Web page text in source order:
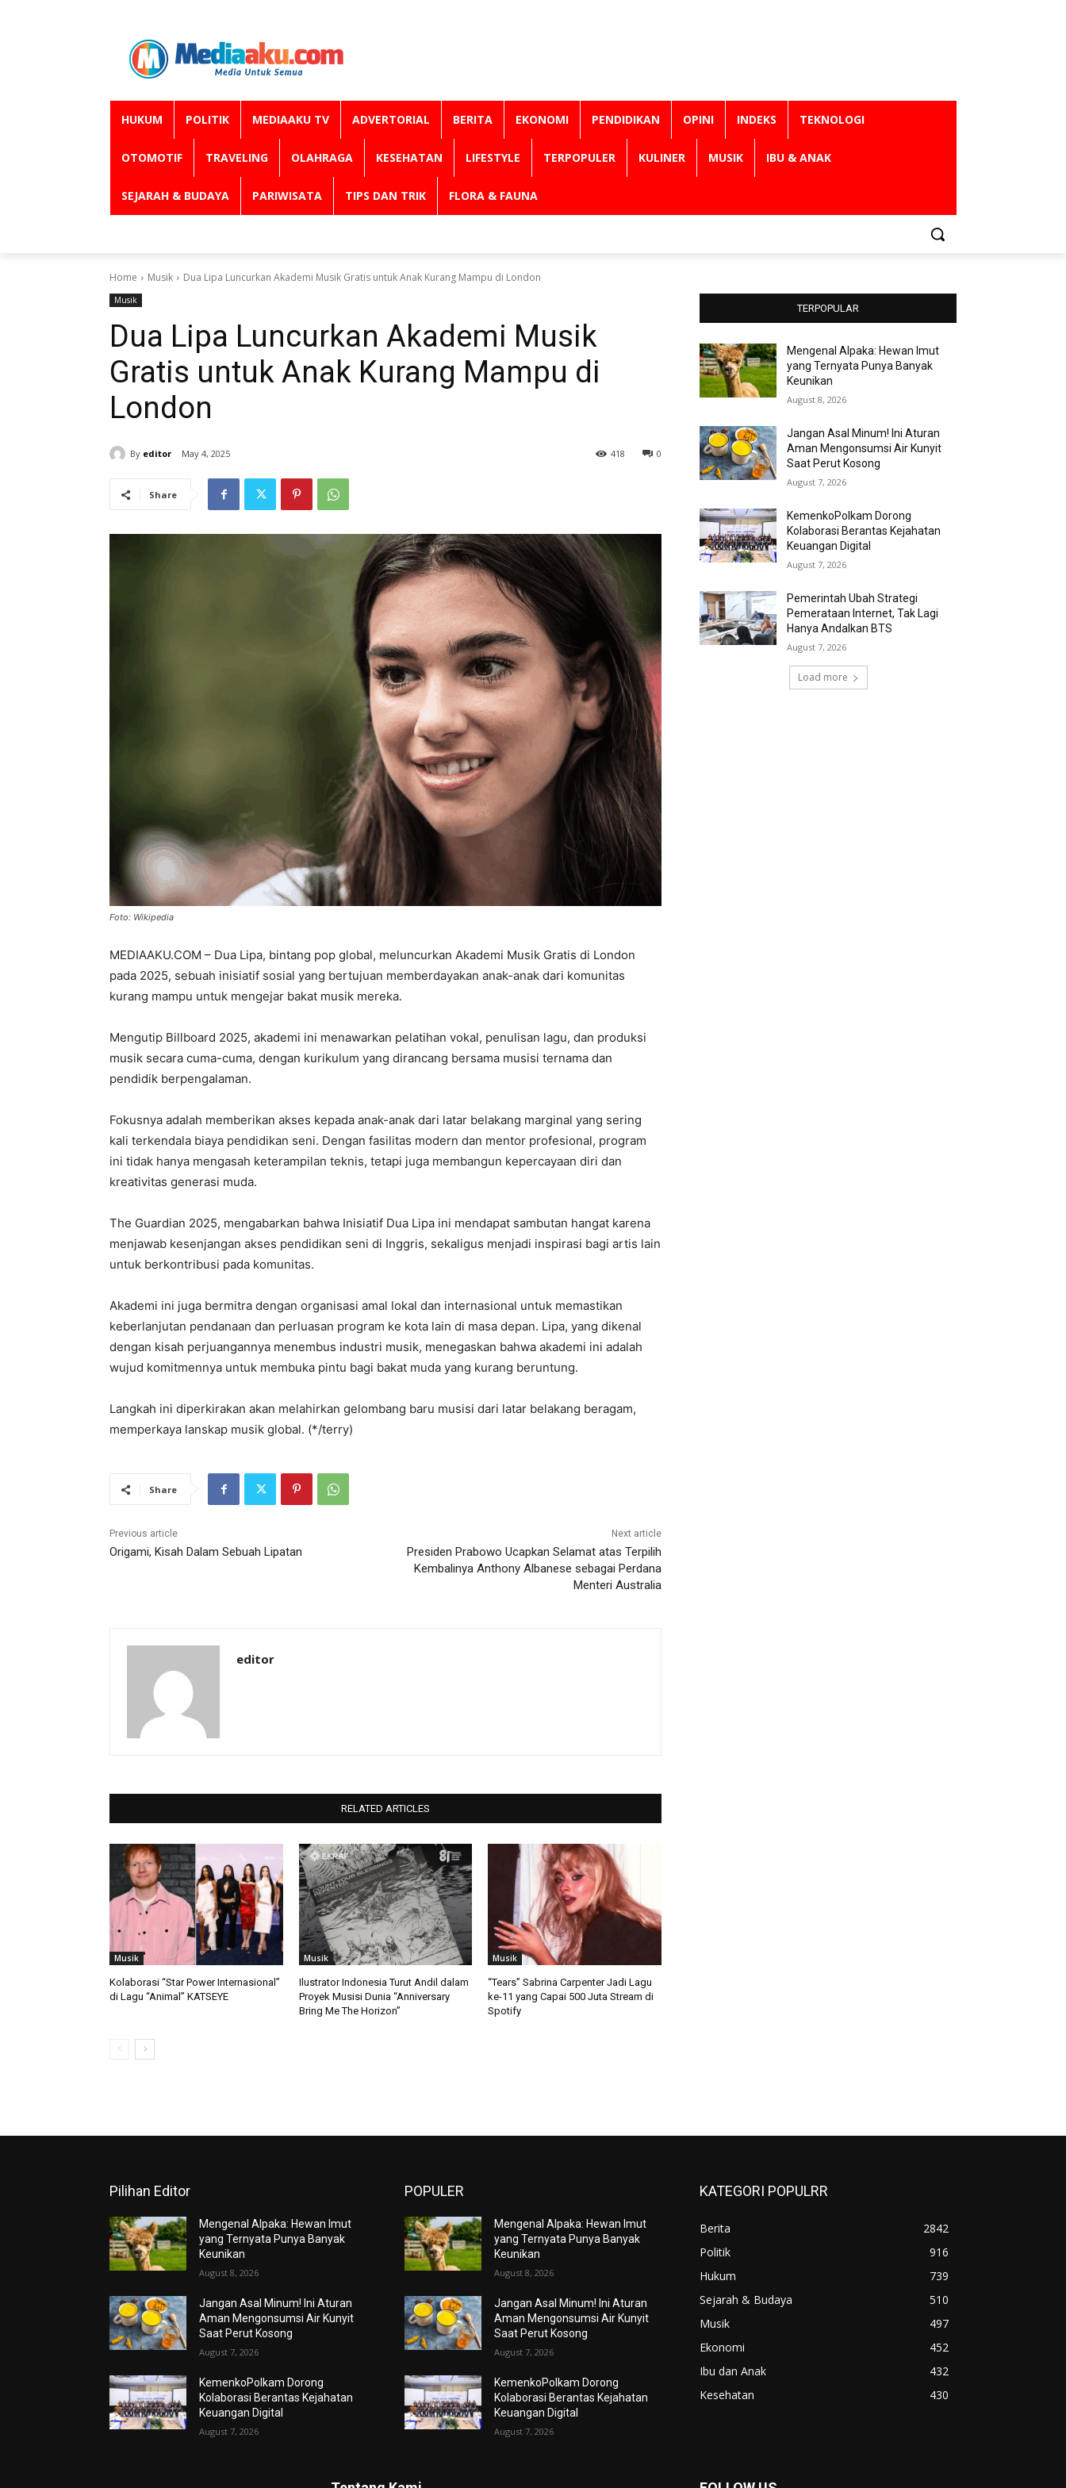
HUKUM POLITIK MEDIAAKU TV ADVERTORIAL BERITA EKONOMI PENDIDIKAN OPINI INDEKS TEKNOLOGI
OTOMOTIF TRAVELING OLAHRAGA KESEHATAN LIFESTYLE TERPOPULER KULINER MUSIK IBU & ANAK
SEJARAH & BUDAYA PARIWISATA TIPS DAN TRIK FLORA & FAUNA
Home Musik Dua Lipa Luncurkan Akademi Musik Gratis untuk Anak Kurang Mampu di London
Musik
Dua Lipa Luncurkan Akademi Musik
Gratis untuk Anak Kurang Mampu di
London
By editor May 4, 2025 0
418
Share
Foto: Wikipedia
MEDIAAKU.COM – Dua Lipa, bintang pop global, meluncurkan Akademi Musik Gratis di London
pada 2025, sebuah inisiatif sosial yang bertujuan memberdayakan anak-anak dari komunitas
kurang mampu untuk mengejar bakat musik mereka.
Mengutip Billboard 2025, akademi ini menawarkan pelatihan vokal, penulisan lagu, dan produksi
musik secara cuma-cuma, dengan kurikulum yang dirancang bersama musisi ternama dan
pendidik berpengalaman.
Fokusnya adalah memberikan akses kepada anak-anak dari latar belakang marginal yang sering
kali terkendala biaya pendidikan seni. Dengan fasilitas modern dan mentor profesional, program
ini tidak hanya mengasah keterampilan teknis, tetapi juga membangun kepercayaan diri dan
kreativitas generasi muda.
The Guardian 2025, mengabarkan bahwa Inisiatif Dua Lipa ini mendapat sambutan hangat karena
menjawab kesenjangan akses pendidikan seni di Inggris, sekaligus menjadi inspirasi bagi artis lain
untuk berkontribusi pada komunitas.
Akademi ini juga bermitra dengan organisasi amal lokal dan internasional untuk memastikan
keberlanjutan pendanaan dan perluasan program ke kota lain di masa depan. Lipa, yang dikenal
dengan kisah perjuangannya menembus industri musik, menegaskan bahwa akademi ini adalah
wujud komitmennya untuk membuka pintu bagi bakat muda yang kurang beruntung.
Langkah ini diperkirakan akan melahirkan gelombang baru musisi dari latar belakang beragam,
memperkaya lanskap musik global. (*/terry)
Share
Previous article
Origami, Kisah Dalam Sebuah Lipatan
Next article
Presiden Prabowo Ucapkan Selamat atas Terpilih
Kembalinya Anthony Albanese sebagai Perdana
Menteri Australia
editor
RELATED ARTICLES
Musik
Kolaborasi “Star Power Internasional”
di Lagu “Animal” KATSEYE
Musik
Ilustrator Indonesia Turut Andil dalam
Proyek Musisi Dunia “Anniversary
Bring Me The Horizon”
Musik
“Tears” Sabrina Carpenter Jadi Lagu
ke-11 yang Capai 500 Juta Stream di
Spotify
TERPOPULAR
Mengenal Alpaka: Hewan Imut
yang Ternyata Punya Banyak
Keunikan
August 8, 2026
Jangan Asal Minum! Ini Aturan
Aman Mengonsumsi Air Kunyit
Saat Perut Kosong
August 7, 2026
KemenkoPolkam Dorong
Kolaborasi Berantas Kejahatan
Keuangan Digital
August 7, 2026
Pemerintah Ubah Strategi
Pemerataan Internet, Tak Lagi
Hanya Andalkan BTS
August 7, 2026
Load more
Pilihan Editor
Mengenal Alpaka: Hewan Imut
yang Ternyata Punya Banyak
Keunikan
August 8, 2026
Jangan Asal Minum! Ini Aturan
Aman Mengonsumsi Air Kunyit
Saat Perut Kosong
August 7, 2026
KemenkoPolkam Dorong
Kolaborasi Berantas Kejahatan
Keuangan Digital
August 7, 2026
POPULER
Mengenal Alpaka: Hewan Imut
yang Ternyata Punya Banyak
Keunikan
August 8, 2026
Jangan Asal Minum! Ini Aturan
Aman Mengonsumsi Air Kunyit
Saat Perut Kosong
August 7, 2026
KemenkoPolkam Dorong
Kolaborasi Berantas Kejahatan
Keuangan Digital
August 7, 2026
KATEGORI POPULRR
Berita
2842
Politik
916
Hukum
739
Sejarah & Budaya
510
Musik
497
Ekonomi
452
Ibu dan Anak
432
Kesehatan
430